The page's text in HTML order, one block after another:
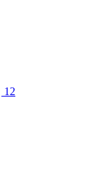
12